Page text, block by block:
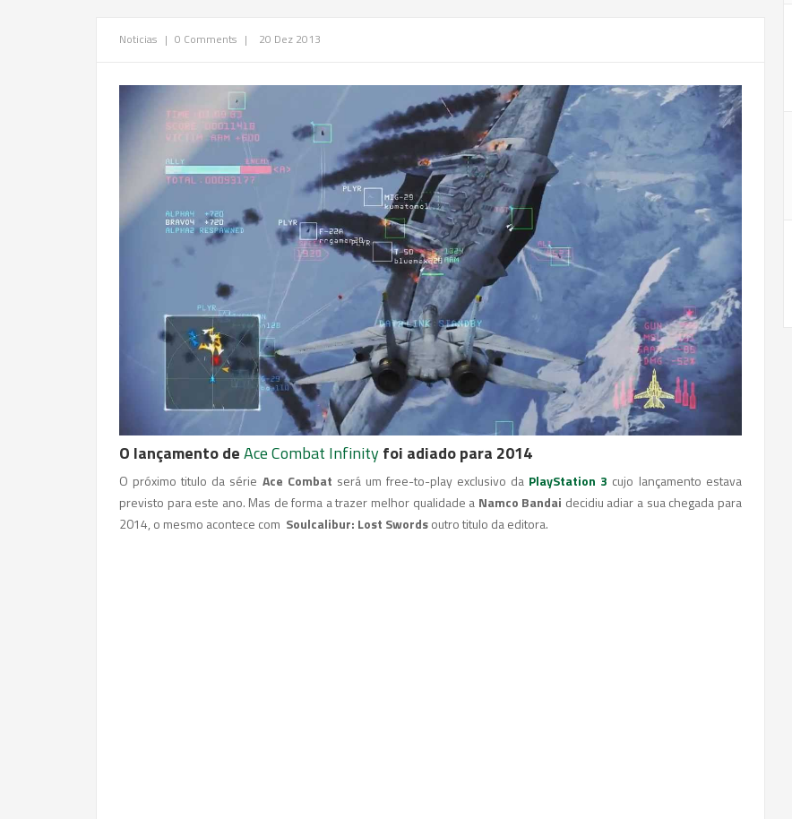
Noticias | 0 Comments | 20 Dez 2013
O lançamento deAce Combat Infinityfoi adiado para 2014
O próximo titulo da série Ace Combat será um free-to-play exclusivo da PlayStation 3 cujo lançamento estava
previsto para este ano. Mas de forma a trazer melhor qualidade a Namco Bandai decidiu adiar a sua chegada para
2014, o mesmo acontece com Soulcalibur: Lost Swordsoutro titulo da editora.